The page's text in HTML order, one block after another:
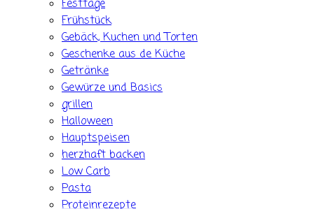
Festtage
Frühstück
Gebäck, Kuchen und Torten
Geschenke aus de Küche
Getränke
Gewürze und Basics
grillen
Halloween
Hauptspeisen
herzhaft backen
Low Carb
Pasta
Proteinrezepte